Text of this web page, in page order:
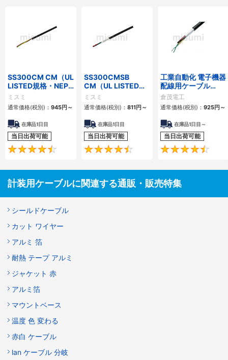
SS300CM CM（UL
LISTED規格・NEPA
対応） 細径
ミスミ
通常価格(税別)： 945円～
在庫品1日目
当日出荷可能
4.5
SS300CMSB
CM（UL LISTED規
格・NEPA対応） 細
径 シールド付
ミスミ
通常価格(税別)： 811円～
在庫品1日目
当日出荷可能
4.6
工業自動化 電子機器
配線用ケーブル
KVC-36シリーズ
倉茂電工
通常価格(税別)： 925円～
在庫品1日目～
当日出荷可能
計装用ケーブルに関連する通販・販売特集
シールドケーブル
カット ワイヤー
アルミ 箔
耐熱 テープ アルミ
ジャケット 赤
アルミ箔
マウントベース
温度 色 変わる
赤白 ケーブル
lan ケーブル 分岐